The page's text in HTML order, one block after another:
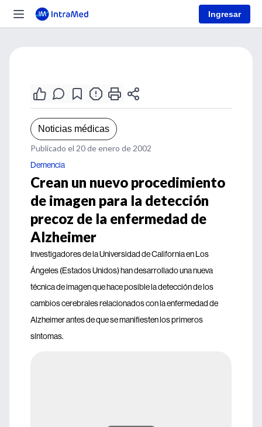
Ingresar
Noticias médicas
Publicado el 20 de enero de 2002
Demencia
Crean un nuevo procedimiento
de imagen para la detección
precoz de la enfermedad de
Alzheimer
Investigadores de la Universidad de California en Los
Ángeles (Estados Unidos) han desarrollado una nueva
técnica de imagen que hace posible la detección de los
cambios cerebrales relacionados con la enfermedad de
Alzheimer antes de que se manifiesten los primeros
síntomas.